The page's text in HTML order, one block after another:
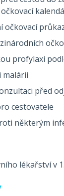
očkovací
profylaxi
malárii
před
cestovatele
některým
lékařství v